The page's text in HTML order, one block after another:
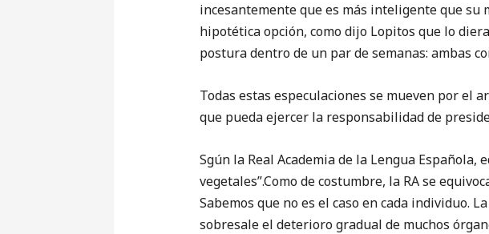
incesantemente que es más inteligente que su
hipotética opción, como dijo Lopitos que lo
postura dentro de un par de semanas: ambas
Todas estas especulaciones se mueven por el
que pueda ejercer la responsabilidad de
Sgún la Real Academia de la Lengua
vegetales”.Como de costumbre, la RA se
Sabemos que no es el caso en cada individuo.
sobresale el deterioro gradual de muchos